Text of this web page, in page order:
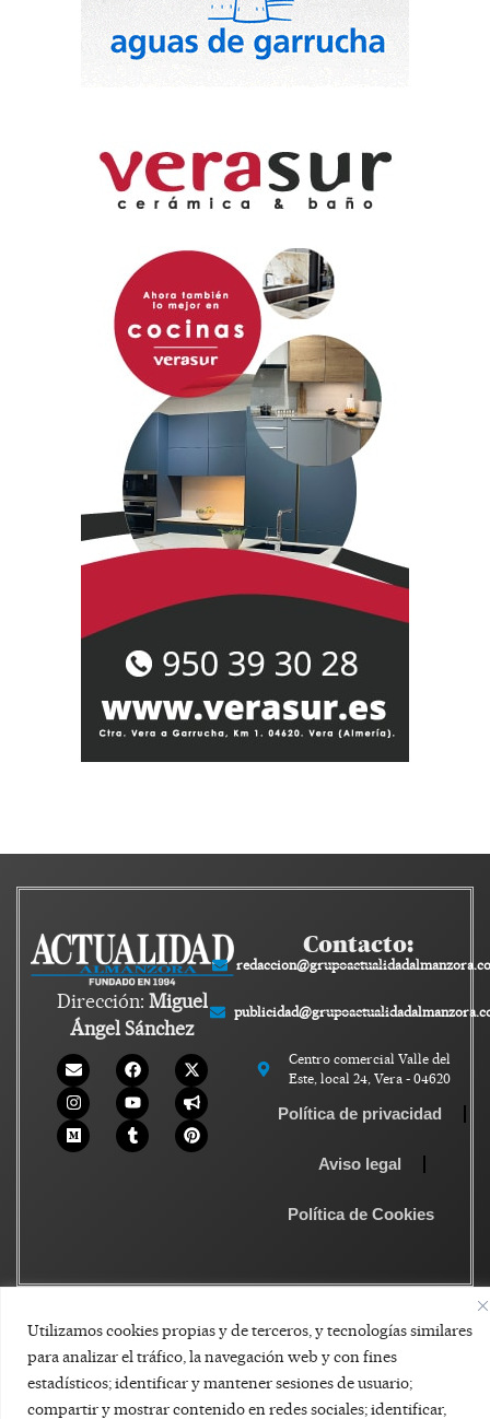
Utilizamos cookies propias y de terceros, y tecnologías similares
para analizar el tráfico, la navegación web y con fines
estadísticos; identificar y mantener sesiones de usuario;
compartir y mostrar contenido en redes sociales; identificar,
Dirección: Miguel
Ángel Sánchez
Contacto:
Centro comercial Valle del
Este, local 24, Vera - 04620
Política de privacidad
Aviso legal
Política de Cookies